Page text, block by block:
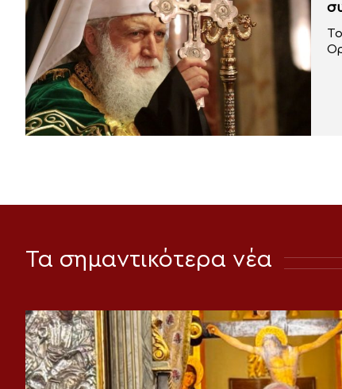
Τα σημαντικότερα νέα